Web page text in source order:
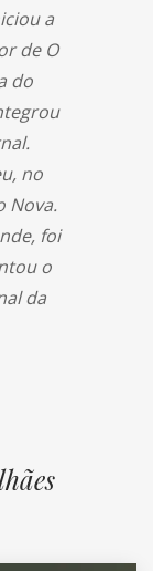
a
de O
do
no
Nova.
foi
o
da